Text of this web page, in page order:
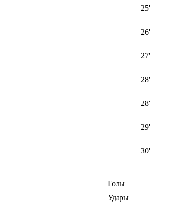
25'
26'
27'
28'
28'
29'
30'
Голы
Удары